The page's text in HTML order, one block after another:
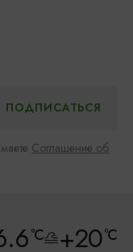
Соглашение об
°C +20°C